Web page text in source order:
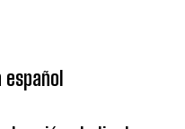
español